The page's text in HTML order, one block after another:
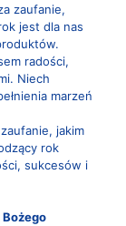
zaufanie,
jest dla nas
radości,
Niech
marzeń
jakim
rok
sukcesów i